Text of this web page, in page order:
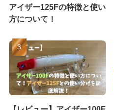
アイザー125Fの特徴と使い
方について！